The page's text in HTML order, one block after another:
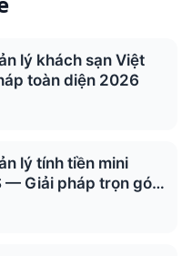
lý khách sạn Việt
toàn diện 2026
lý tính tiền mini
— Giải pháp trọn gói